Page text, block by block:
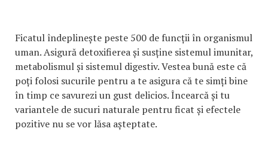
Ficatul îndeplinește peste 500 de funcții în organismul
uman. Asigură detoxifierea și susține sistemul imunitar,
metabolismul și sistemul digestiv. Vestea bună este că
poți folosi sucurile pentru a te asigura că te simți bine
în timp ce savurezi un gust delicios. Încearcă și tu
variantele de sucuri naturale pentru ficat și efectele
pozitive nu se vor lăsa așteptate.